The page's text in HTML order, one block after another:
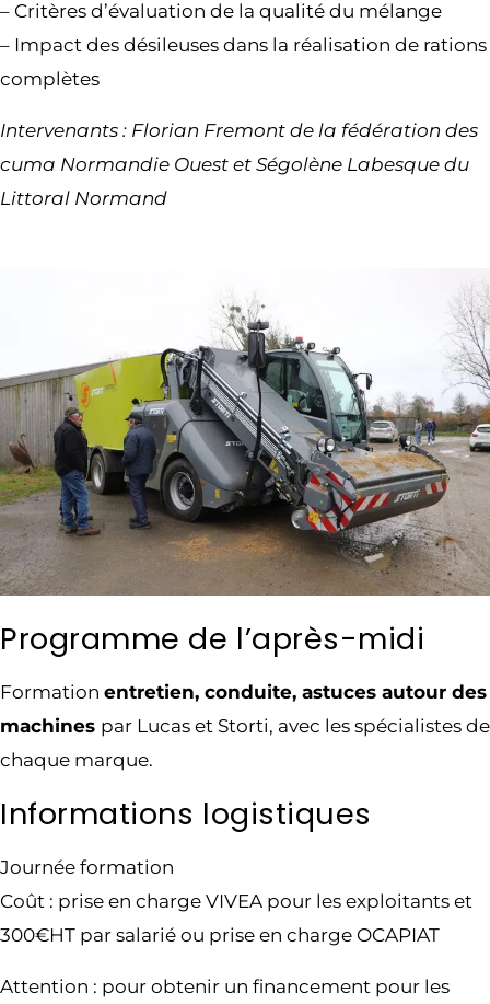
– Critères d’évaluation de la qualité du mélange
– Impact des désileuses dans la réalisation de rations
complètes
Intervenants : Florian Fremont de la fédération des
cuma Normandie Ouest et Ségolène Labesque du
Littoral Normand
Programme de l’après-midi
Formation entretien, conduite, astuces autour des
machines par Lucas et Storti, avec les spécialistes de
chaque marque.
Informations logistiques
Journée formation
Coût : prise en charge VIVEA pour les exploitants et
300€HT par salarié ou prise en charge OCAPIAT
Attention : pour obtenir un financement pour les